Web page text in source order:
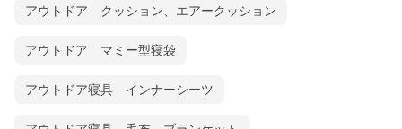
アウトドア クッション、エアークッション
アウトドア マミー型寝袋
アウトドア寝具 インナーシーツ